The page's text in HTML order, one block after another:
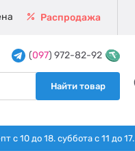
Распродажа
(097) 972-82-92
Найти товар
10 до 18. суббота с 11 до 17.